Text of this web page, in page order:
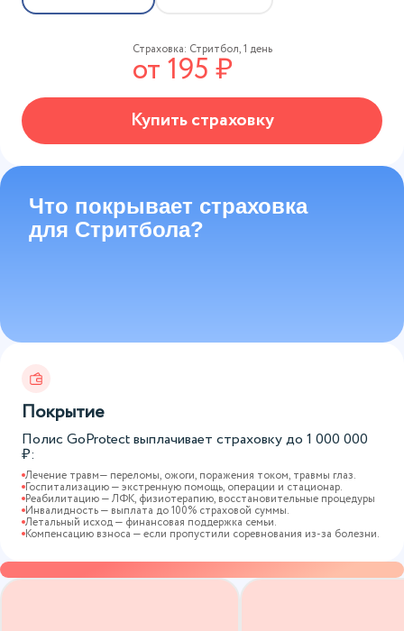
Страховка: Стритбол,1 день
от195₽
Купить страховку
Покрытие
Полис GoProtect выплачивает страховку до 1 000 000
₽:
Лечение травм— переломы, ожоги, поражения током, травмы глаз.
Госпитализацию — экстренную помощь, операции и стационар.
Реабилитацию — ЛФК, физиотерапию, восстановительные процедуры
Инвалидность — выплата до 100% страховой суммы.
Летальный исход — финансовая поддержка семьи.
Компенсацию взноса — если пропустили соревнования из-за болезни.
Что покрывает страховка
для Стритбола?